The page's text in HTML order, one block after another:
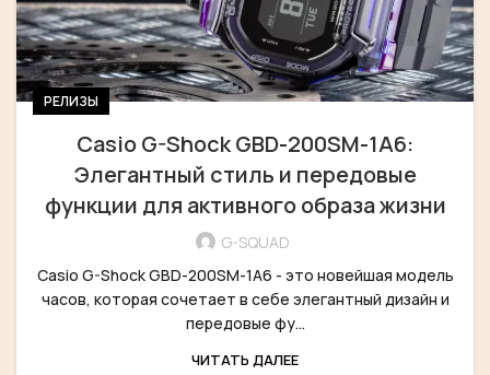
РЕЛИЗЫ
Casio G-Shock GBD-200SM-1A6:
Элегантный стиль и передовые
функции для активного образа жизни
G-SQUAD
Casio G-Shock GBD-200SM-1A6 - это новейшая модель
часов, которая сочетает в себе элегантный дизайн и
передовые фу...
ЧИТАТЬ ДАЛЕЕ